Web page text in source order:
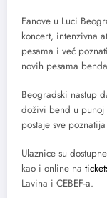
Fanove u Luci
koncert, intenzivna
pesama i već
novih pesama
Beogradski nastup
doživi bend u punoj
postaje sve
Ulaznice su
kao i online na
Lavina i CEBEF-a.